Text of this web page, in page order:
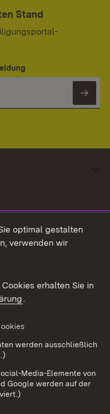
Stand
Kontakt
Datenschutz
optimal gestalten
verwenden wir
erhalten Sie in
.
werden ausschließlich
Media-Elemente von
Google werden auf der